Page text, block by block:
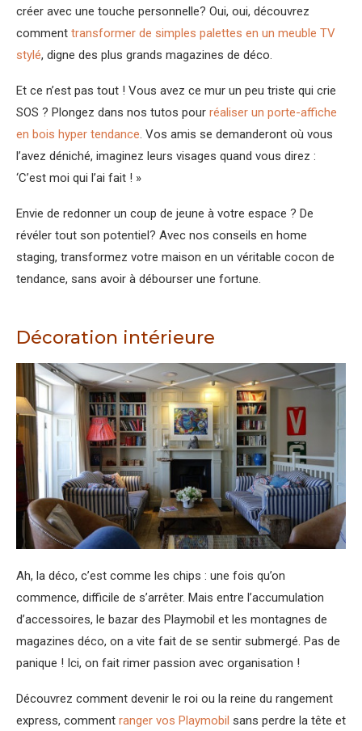
créer avec une touche personnelle? Oui, oui, découvrez
comment transformer de simples palettes en un meuble TV
stylé, digne des plus grands magazines de déco.
Et ce n’est pas tout ! Vous avez ce mur un peu triste qui crie
SOS ? Plongez dans nos tutos pour réaliser un porte-affiche
en bois hyper tendance. Vos amis se demanderont où vous
l’avez déniché, imaginez leurs visages quand vous direz :
‘C’est moi qui l’ai fait ! »
Envie de redonner un coup de jeune à votre espace ? De
révéler tout son potentiel? Avec nos conseils en home
staging, transformez votre maison en un véritable cocon de
tendance, sans avoir à débourser une fortune.
Décoration intérieure
Ah, la déco, c’est comme les chips : une fois qu’on
commence, difficile de s’arrêter. Mais entre l’accumulation
d’accessoires, le bazar des Playmobil et les montagnes de
magazines déco, on a vite fait de se sentir submergé. Pas de
panique ! Ici, on fait rimer passion avec organisation !
Découvrez comment devenir le roi ou la reine du rangement
express, comment ranger vos Playmobil sans perdre la tête et